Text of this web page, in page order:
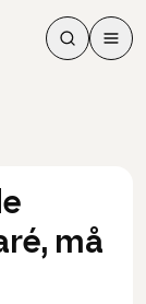
Søk
Søk
Meny
må